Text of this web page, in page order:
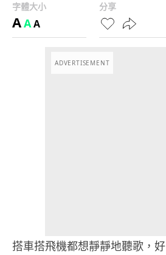
字體大小
AAA
分享
ADVERTISEMENT
搭車搭飛機都想靜靜地聽歌，